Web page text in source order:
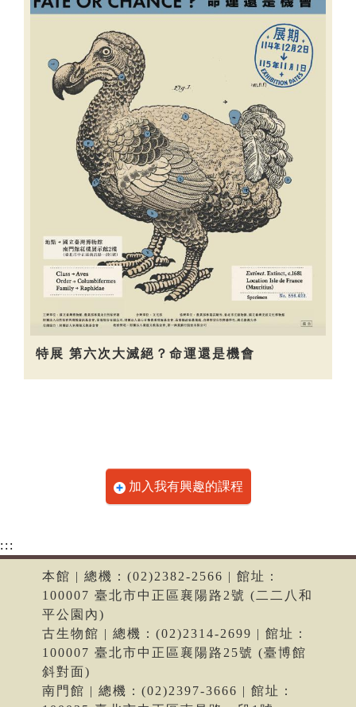
特展 第六次大滅絕？命運還是機會
加入我有興趣的課程
:::
本館 | 總機：(02)2382-2566 | 館址：
100007 臺北市中正區襄陽路2號 (二二八和
平公園內)
古生物館 | 總機：(02)2314-2699 | 館址：
100007 臺北市中正區襄陽路25號 (臺博館
斜對面)
南門館 | 總機：(02)2397-3666 | 館址：